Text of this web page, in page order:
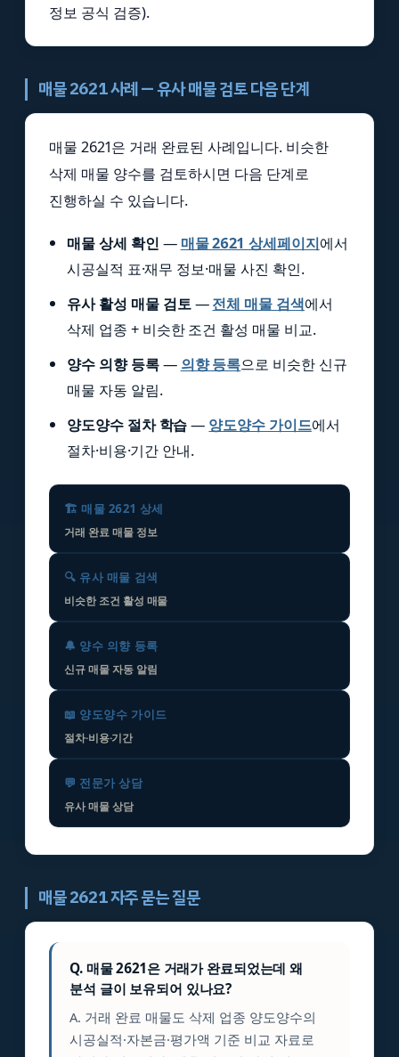
정보 공식 검증).
매물 2621 사례 — 유사 매물 검토 다음 단계
매물 2621은 거래 완료된 사례입니다. 비슷한
삭제 매물 양수를 검토하시면 다음 단계로
진행하실 수 있습니다.
매물 상세 확인 — 매물 2621 상세페이지에서
시공실적 표·재무 정보·매물 사진 확인.
유사 활성 매물 검토—전체 매물 검색에서
삭제 업종 + 비슷한 조건 활성 매물 비교.
양수 의향 등록— 의향 등록으로 비슷한 신규
매물 자동 알림.
양도양수 절차 학습— 양도양수 가이드에서
절차·비용·기간 안내.
🏗️ 매물 2621 상세
거래 완료 매물 정보
🔍 유사 매물 검색
비슷한 조건 활성 매물
🔔 양수 의향 등록
신규 매물 자동 알림
📖 양도양수 가이드
절차·비용·기간
💬 전문가 상담
유사 매물 상담
매물 2621 자주 묻는 질문
Q. 매물 2621은 거래가 완료되었는데 왜
분석 글이 보유되어 있나요?
A. 거래 완료 매물도 삭제 업종 양도양수의
시공실적·자본금·평가액 기준 비교 자료로